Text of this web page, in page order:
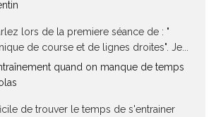
lors de la premiere séance de : "
de course et de lignes droites". Je...
quand on manque de temps
de trouver le temps de s'entrainer